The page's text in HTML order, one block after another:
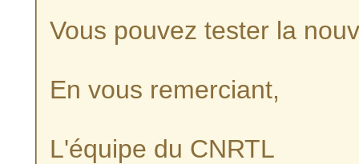
Vous pouvez tester la
En vous remerciant,
L'équipe du CNRTL